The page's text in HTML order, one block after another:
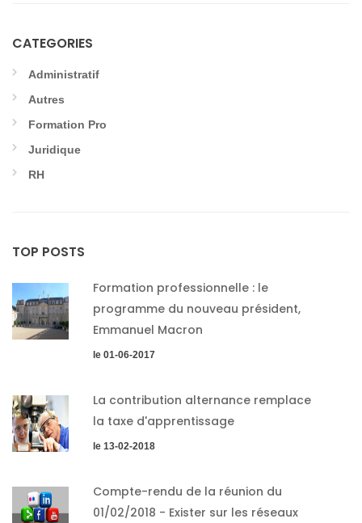
CATEGORIES
Administratif
Autres
Formation Pro
Juridique
RH
TOP POSTS
Formation professionnelle : le
programme du nouveau président,
Emmanuel Macron
le 01-06-2017
La contribution alternance remplace
la taxe d'apprentissage
le 13-02-2018
Compte-rendu de la réunion du
01/02/2018 - Exister sur les réseaux